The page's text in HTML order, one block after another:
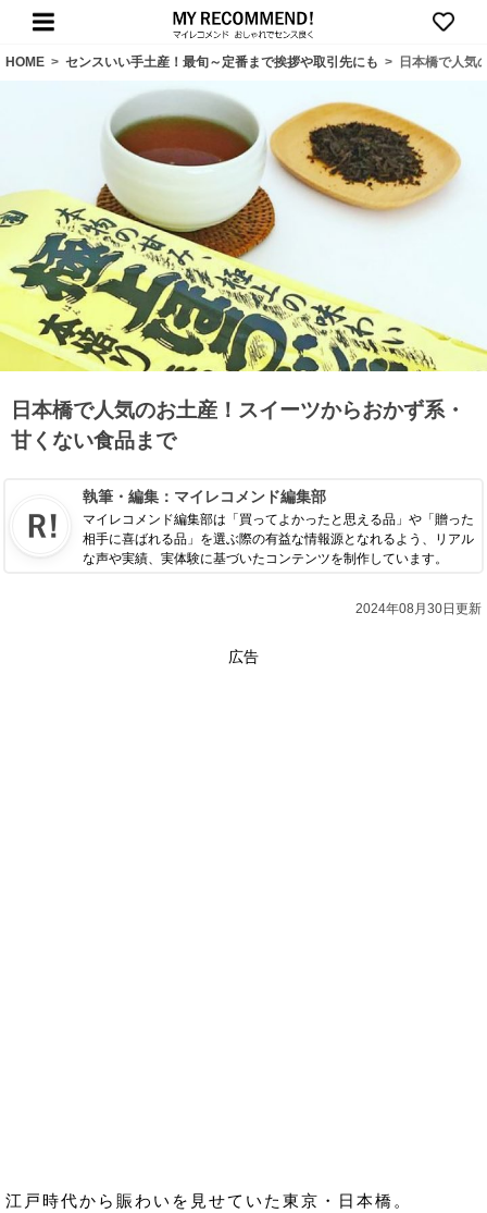
HOME > センスいい手土産！最旬～定番まで挨拶や取引先にも > 日本橋で人気
日本橋で人気のお土産！スイーツからおかず系・
甘くない食品まで
執筆・編集： マイレコメンド編集部
マイレコメンド編集部は「買ってよかったと思える品」や「贈った
相手に喜ばれる品」を選ぶ際の有益な情報源となれるよう、リアル
な声や実績、実体験に基づいたコンテンツを制作しています。
2024年08月30日更新
広告
江戸時代から賑わいを見せていた東京・日本橋。